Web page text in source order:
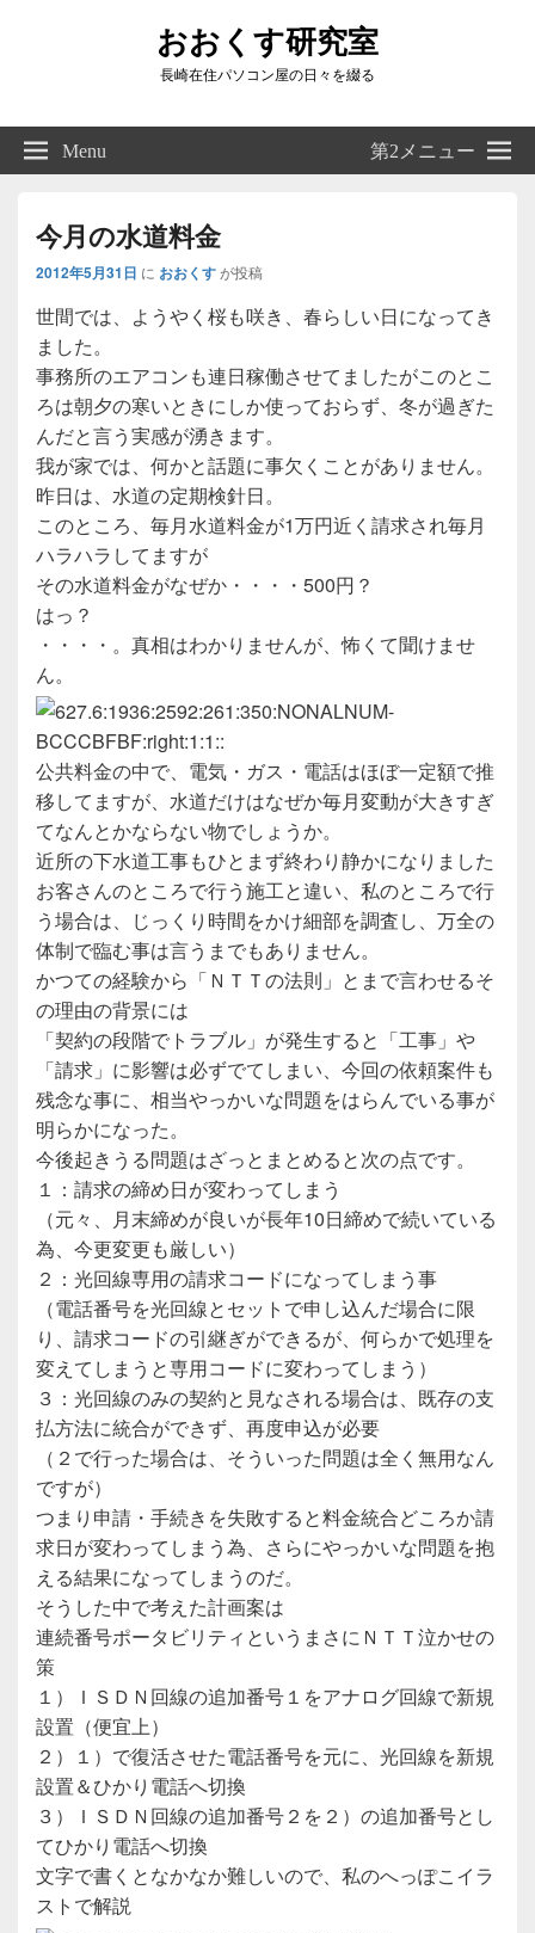
おおくす研究室
長崎在住パソコン屋の日々を綴る
Right
Sidebar
Widget
Menu 第2メニュー
今月の水道料金
2012年5月31日 に おおくすが投稿
世間では、ようやく桜も咲き、春らしい日になってき
ました。
事務所のエアコンも連日稼働させてましたがこのとこ
ろは朝夕の寒いときにしか使っておらず、冬が過ぎた
んだと言う実感が湧きます。
我が家では、何かと話題に事欠くことがありません。
昨日は、水道の定期検針日。
このところ、毎月水道料金が1万円近く請求され毎月
ハラハラしてますが
その水道料金がなぜか・・・・500円？
はっ？
・・・・。真相はわかりませんが、怖くて聞けませ
ん。
公共料金の中で、電気・ガス・電話はほぼ一定額で推
移してますが、水道だけはなぜか毎月変動が大きすぎ
てなんとかならない物でしょうか。
近所の下水道工事もひとまず終わり静かになりました
お客さんのところで行う施工と違い、私のところで行
う場合は、じっくり時間をかけ細部を調査し、万全の
体制で臨む事は言うまでもありません。
かつての経験から「ＮＴＴの法則」とまで言わせるそ
の理由の背景には
「契約の段階でトラブル」が発生すると「工事」や
「請求」に影響は必ずでてしまい、今回の依頼案件も
残念な事に、相当やっかいな問題をはらんでいる事が
明らかになった。
今後起きうる問題はざっとまとめると次の点です。
１：請求の締め日が変わってしまう
（元々、月末締めが良いが長年10日締めで続いている
為、今更変更も厳しい）
２：光回線専用の請求コードになってしまう事
（電話番号を光回線とセットで申し込んだ場合に限
り、請求コードの引継ぎができるが、何らかで処理を
変えてしまうと専用コードに変わってしまう）
３：光回線のみの契約と見なされる場合は、既存の支
払方法に統合ができず、再度申込が必要
（２で行った場合は、そういった問題は全く無用なん
ですが）
つまり申請・手続きを失敗すると料金統合どころか請
求日が変わってしまう為、さらにやっかいな問題を抱
える結果になってしまうのだ。
そうした中で考えた計画案は
連続番号ポータビリティというまさにＮＴＴ泣かせの
策
１）ＩＳＤＮ回線の追加番号１をアナログ回線で新規
設置（便宜上）
２）１）で復活させた電話番号を元に、光回線を新規
設置＆ひかり電話へ切換
３）ＩＳＤＮ回線の追加番号２を２）の追加番号とし
てひかり電話へ切換
文字で書くとなかなか難しいので、私のへっぽこイラ
ストで解説